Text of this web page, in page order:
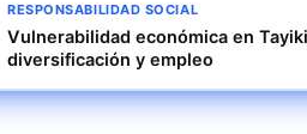
RESPONSABILIDAD SOCIAL
Vulnerabilidad económica en
diversificación y empleo